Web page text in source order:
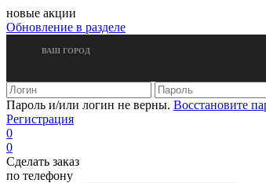
новые акции
Обновление в разделе
ВАШ ГОРОД
Пароль и/или логин не верны. Восстановите
Регистрация
0
0
Сделать заказ
по телефону